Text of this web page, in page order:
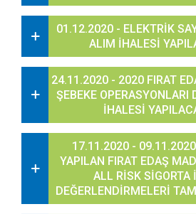
01.12.2020 - ELEKTRİK
ALIM İHALESİ
24.11.2020 - 2020 FIRAT
ŞEBEKE OPERASYONLARI
İHALESİ
17.11.2020 -
YAPILAN FIRAT EDAŞ
ALL RİSK SİGORTA
DEĞERLENDİRMELERİ